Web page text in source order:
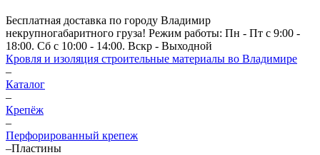
Бесплатная доставка по городу Владимир
некрупногабаритного груза! Режим работы: Пн - Пт с 9:00 -
18:00. Сб с 10:00 - 14:00. Вскр - Выходной
Кровля и изоляция строительные материалы во Владимире
–
Каталог
–
Крепёж
–
Перфорированный крепеж
–Пластины